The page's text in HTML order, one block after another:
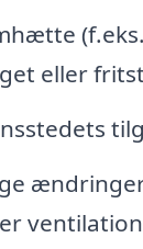
eller